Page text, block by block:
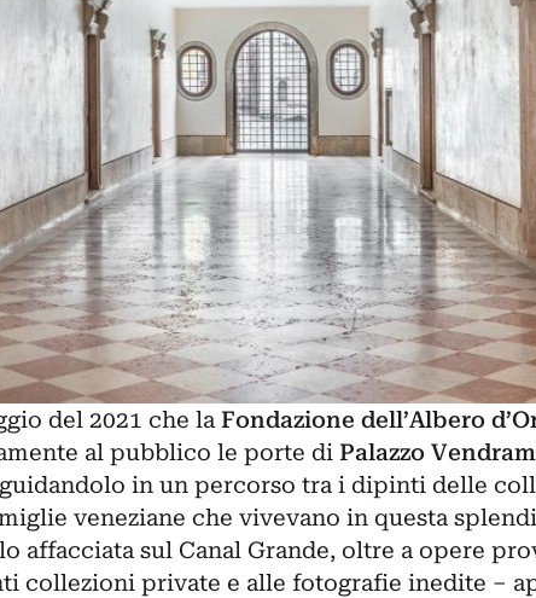
del 2021 che laFondazione dell’Albero
al pubblico le porte di Palazzo
guidandolo in un percorso tra i dipinti delle
veneziane che vivevano in questa
affacciata sul Canal Grande, oltre a opere
collezioni private e alle fotografie inedite –